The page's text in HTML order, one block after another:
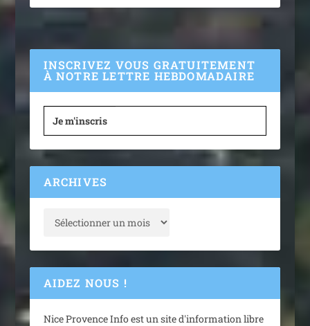
INSCRIVEZ VOUS GRATUITEMENT
À NOTRE LETTRE HEBDOMADAIRE
Je m'inscris
ARCHIVES
AIDEZ NOUS !
Nice Provence Info est un site d'information libre